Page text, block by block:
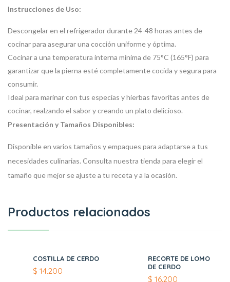
Instrucciones de Uso:
Descongelar en el refrigerador durante 24-48 horas antes de
cocinar para asegurar una cocción uniforme y óptima.
Cocinar a una temperatura interna mínima de 75°C (165°F) para
garantizar que la pierna esté completamente cocida y segura para
consumir.
Ideal para marinar con tus especias y hierbas favoritas antes de
cocinar, realzando el sabor y creando un plato delicioso.
Presentación y Tamaños Disponibles:
Disponible en varios tamaños y empaques para adaptarse a tus
necesidades culinarias. Consulta nuestra tienda para elegir el
tamaño que mejor se ajuste a tu receta y a la ocasión.
Productos relacionados
COSTILLA DE CERDO
$ 14.200
RECORTE DE LOMO
DE CERDO
$ 16.200